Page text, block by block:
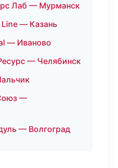
Лаб — Мурманск
— Казань
— Иваново
— Челябинск
—
— Волгоград